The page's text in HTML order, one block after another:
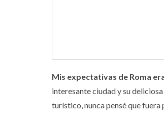
Mis expectativas de Roma
interesante ciudad y su
turístico, nunca pensé que fuera